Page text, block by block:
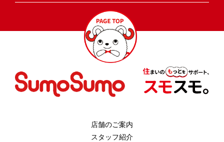
店舗のご案内
スタッフ紹介